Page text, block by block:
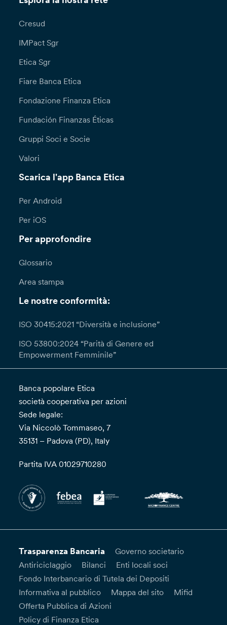
Cresud
IMPact Sgr
Etica Sgr
Fiare Banca Etica
Fondazione Finanza Etica
Fundación Finanzas Éticas
Gruppi Soci e Socie
Valori
Scarica l'app Banca Etica
Per Android
Per iOS
Per approfondire
Glossario
Area stampa
Le nostre conformità:
ISO 30415:2021 “Diversità e inclusione”
ISO 53800:2024 “Parità di Genere ed
Empowerment Femminile”
Banca popolare Etica
società cooperativa per azioni
Sede legale:
Via Niccolò Tommaseo, 7
35131 – Padova (PD), Italy
Partita IVA 01029710280
Trasparenza Bancaria
Governo societario
Antiriciclaggio
Bilanci
Enti locali soci
Fondo Interbancario di Tutela dei Depositi
Informativa al pubblico
Mappa del sito
Mifid
Offerta Pubblica di Azioni
Policy di Finanza Etica